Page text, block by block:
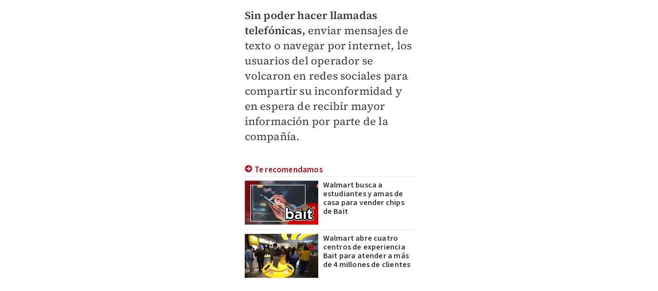
Sin poder hacer llamadas
telefónicas, enviar mensajes de
texto o navegar por internet, los
usuarios del operador se
volcaron en redes sociales para
compartir su inconformidad y
en espera de recibir mayor
información por parte de la
compañía.
Te recomendamos
Walmart busca a
estudiantes y amas de
casa para vender chips
de Bait
Walmart abre cuatro
centros de experiencia
Bait para atender a más
de 4 millones de clientes